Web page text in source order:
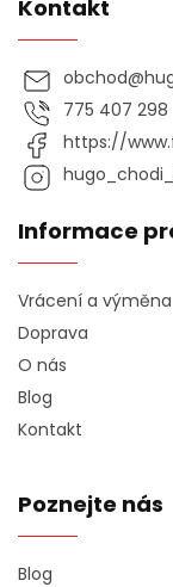
Kontakt
obchod@
775 407 298
https://
Informace
Vrácení a výměna
Doprava
O nás
Blog
Kontakt
Poznejte nás
Blog